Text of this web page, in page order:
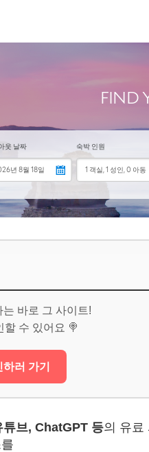
바로 그 사이트!
할 수 있어요 🍭
러 가기
브, ChatGPT 등의 유료